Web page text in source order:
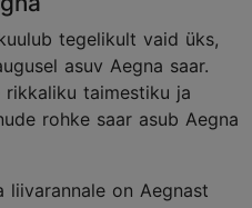
tegelikult vaid üks,
asuv Aegna saar.
taimestiku ja
rohke saar asub Aegna
liivarannale on Aegnast